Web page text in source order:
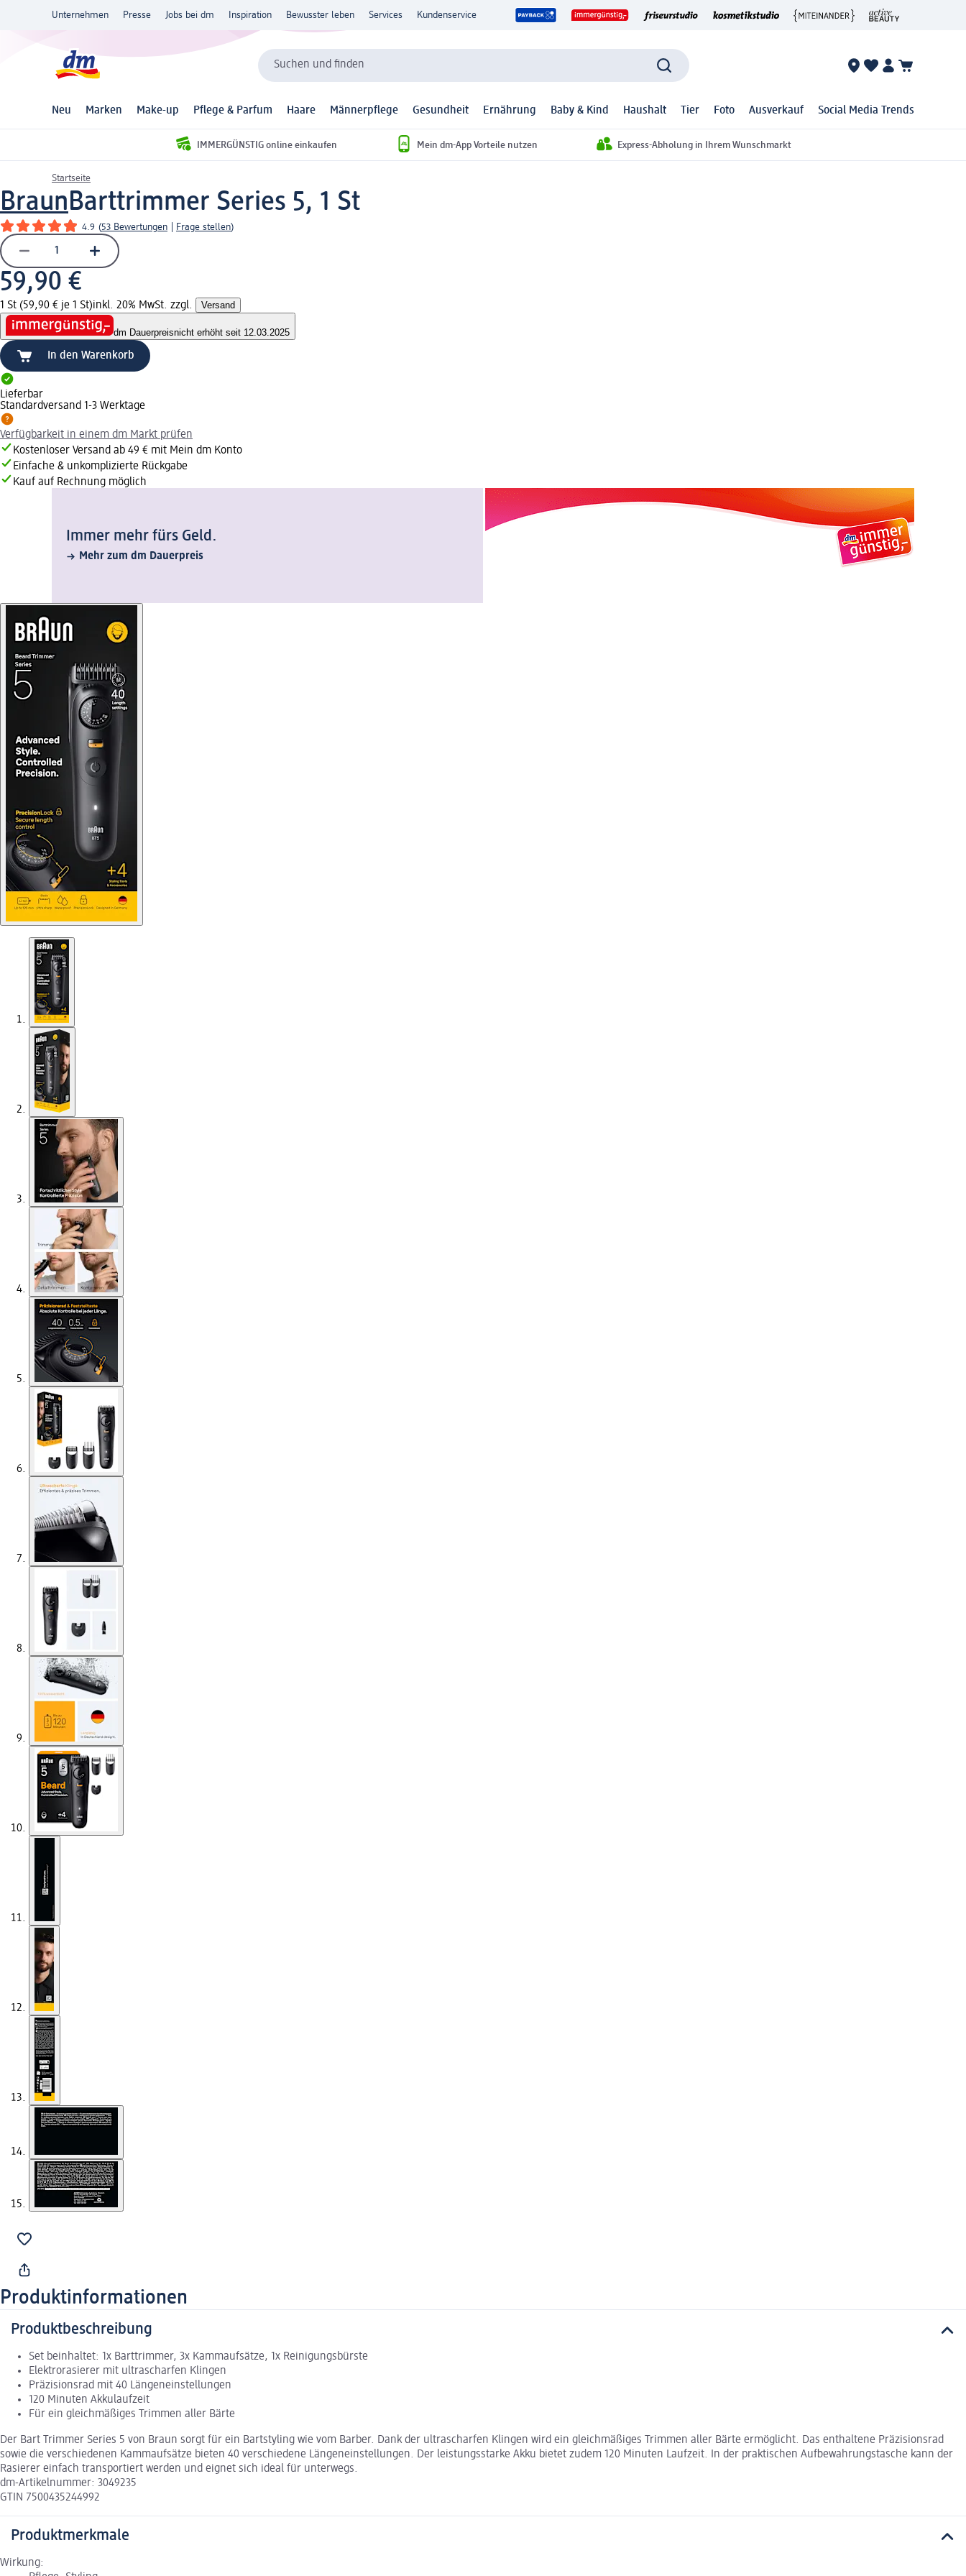
Unternehmen Presse Jobs bei dm Inspiration Bewusster leben Services Kundenservice
Suchen und finden
Neu Marken Make-up Pflege & Parfum Haare Männerpflege Gesundheit Ernährung Baby & Kind Haushalt Tier Foto Ausverkauf Social Media Trends
IMMERGÜNSTIG online einkaufen Mein dm-App Vorteile nutzen Express-Abholung in Ihrem Wunschmarkt
Startseite
BraunBarttrimmer Series 5, 1 St
4.9 (53 Bewertungen Frage stellen)
59,90 €
1 St (59,90 € je 1 St)inkl. 20% MwSt. zzgl. Versand
dm Dauerpreisnicht erhöht seit 12.03.2025
In den Warenkorb
Lieferbar
Standardversand 1-3 Werktage
Verfügbarkeit in einem dm Markt prüfen
Kostenloser Versand ab 49 € mit Mein dm Konto
Einfache & unkomplizierte Rückgabe
Kauf auf Rechnung möglich
Immer mehr fürs Geld.
Mehr zum dm Dauerpreis
Produktinformationen
Produktbeschreibung
Set beinhaltet: 1x Barttrimmer, 3x Kammaufsätze, 1x Reinigungsbürste
Elektrorasierer mit ultrascharfen Klingen
Präzisionsrad mit 40 Längeneinstellungen
120 Minuten Akkulaufzeit
Für ein gleichmäßiges Trimmen aller Bärte
Der Bart Trimmer Series 5 von Braun sorgt für ein Bartstyling wie vom Barber. Dank der ultrascharfen Klingen wird ein gleichmäßiges Trimmen aller Bärte ermöglicht. Das enthaltene Präzisionsrad
sowie die verschiedenen Kammaufsätze bieten 40 verschiedene Längeneinstellungen. Der leistungsstarke Akku bietet zudem 120 Minuten Laufzeit. In der praktischen Aufbewahrungstasche kann der
Rasierer einfach transportiert werden und eignet sich ideal für unterwegs.
dm-Artikelnummer: 3049235
GTIN 7500435244992
Produktmerkmale
Wirkung: